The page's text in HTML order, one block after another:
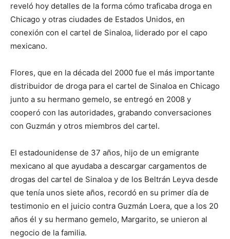
reveló hoy detalles de la forma cómo traficaba droga en
Chicago y otras ciudades de Estados Unidos, en
conexión con el cartel de Sinaloa, liderado por el capo
mexicano.
Flores, que en la década del 2000 fue el más importante
distribuidor de droga para el cartel de Sinaloa en Chicago
junto a su hermano gemelo, se entregó en 2008 y
cooperó con las autoridades, grabando conversaciones
con Guzmán y otros miembros del cartel.
El estadounidense de 37 años, hijo de un emigrante
mexicano al que ayudaba a descargar cargamentos de
drogas del cartel de Sinaloa y de los Beltrán Leyva desde
que tenía unos siete años, recordó en su primer día de
testimonio en el juicio contra Guzmán Loera, que a los 20
años él y su hermano gemelo, Margarito, se unieron al
negocio de la familia.